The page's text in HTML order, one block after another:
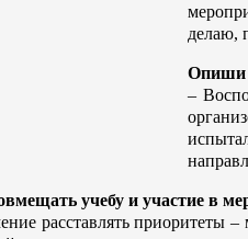
делаю,
Опиши
–
учебу и участие в
расставлять приоритеты